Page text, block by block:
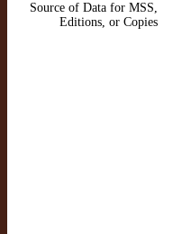
Source of Data for MSS,
Editions, or Copies